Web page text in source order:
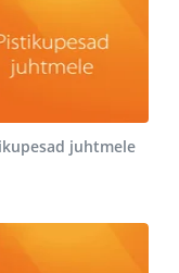
juhtmele